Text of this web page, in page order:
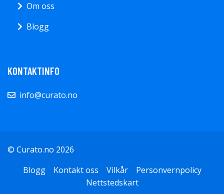
Om oss
Blogg
KONTAKTINFO
info@curato.no
© Curato.no 2026
Blogg
Kontakt oss Vilkår
Personvernpolicy
Nettstedskart